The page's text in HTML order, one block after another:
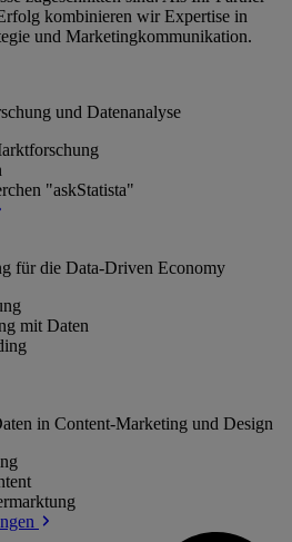
kombinieren wir Expertise in
und Marketingkommunikation.
und Datenanalyse
"askStatista"
für die Data-Driven Economy
mit Daten
in Content-Marketing und Design